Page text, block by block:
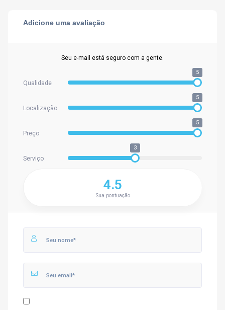
Adicione uma avaliação
Seu e-mail está seguro com a gente.
Qualidade
5
Localização
5
Preço
5
Serviço
3
4.5
Sua pontuação